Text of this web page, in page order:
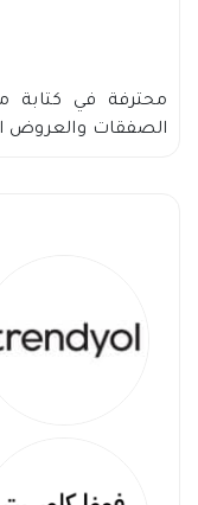
محترفة في كتابة
الصفقات والعروض